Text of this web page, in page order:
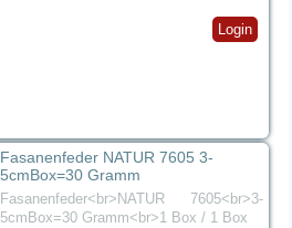
Login
Fasanenfeder NATUR 7605 3-
5cmBox=30 Gramm
Fasanenfeder<br>NATUR 7605<br>3-
5cmBox=30 Gramm<br>1 Box / 1 Box